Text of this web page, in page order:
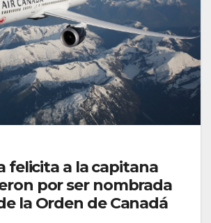
felicita a la capitana
por ser nombrada
la Orden de Canadá